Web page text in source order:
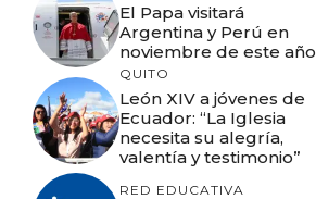
El Papa visitará
Argentina y Perú en
noviembre de este año
QUITO
León XIV a jóvenes de
Ecuador: “La Iglesia
necesita su alegría,
valentía y testimonio”
RED EDUCATIVA